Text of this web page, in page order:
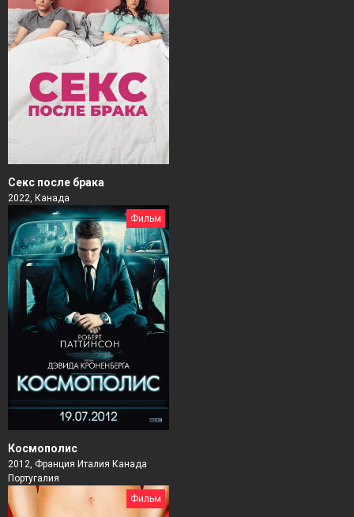
Секс после брака
2022, Канада
Фильм
Космополис
2012, Франция Италия Канада
Португалия
Фильм